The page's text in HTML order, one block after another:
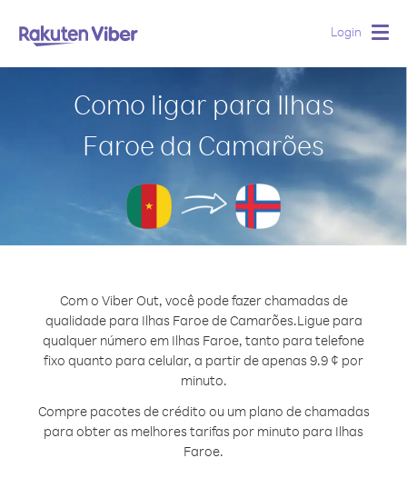
Login
Como ligar para Ilhas
Faroe da Camarões
Com o Viber Out, você pode fazer chamadas de
qualidade para Ilhas Faroe de Camarões.Ligue para
qualquer número em Ilhas Faroe, tanto para telefone
fixo quanto para celular, a partir de apenas 9.9 ¢ por
minuto.
Compre pacotes de crédito ou um plano de chamadas
para obter as melhores tarifas por minuto para Ilhas
Faroe.